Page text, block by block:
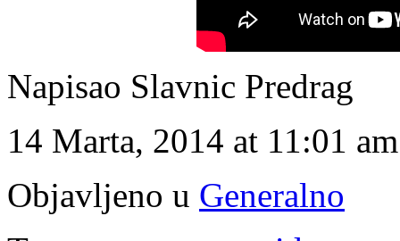
Napisao Slavnic Predrag
14 Marta, 2014 at 11:01 am
Objavljeno u Generalno